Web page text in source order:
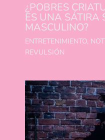
¿POBRES
ES UNA SÁTIRA
MASCULINO?
ENTRETENIMIENTO,
REVULSIÓN